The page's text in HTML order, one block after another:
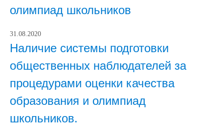
олимпиад школьников
31.08.2020
Наличие системы подготовки
общественных наблюдателей за
процедурами оценки качества
образования и олимпиад
школьников.